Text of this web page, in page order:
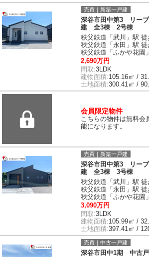
売買｜新築一戸建
深谷市田中第3 リー
建 全3棟 2号棟
秩父鉄道「武川」駅 徒
秩父鉄道「永田」駅 徒
秩父鉄道「ふかや花園
2,690万円
間取:3LDK
建物面積:105.16㎡ /
土地面積:300.41㎡ /
会員限定物件
こちらの物件は無料会
能になります。
売買｜新築一戸建
深谷市田中第3 リー
建 全3棟 3号棟
秩父鉄道「武川」駅 徒
秩父鉄道「永田」駅 徒
秩父鉄道「ふかや花園
3,090万円
間取:3LDK
建物面積:105.99㎡ /
土地面積:397.41㎡ /
売買｜中古一戸建
深谷市田中1期 中古